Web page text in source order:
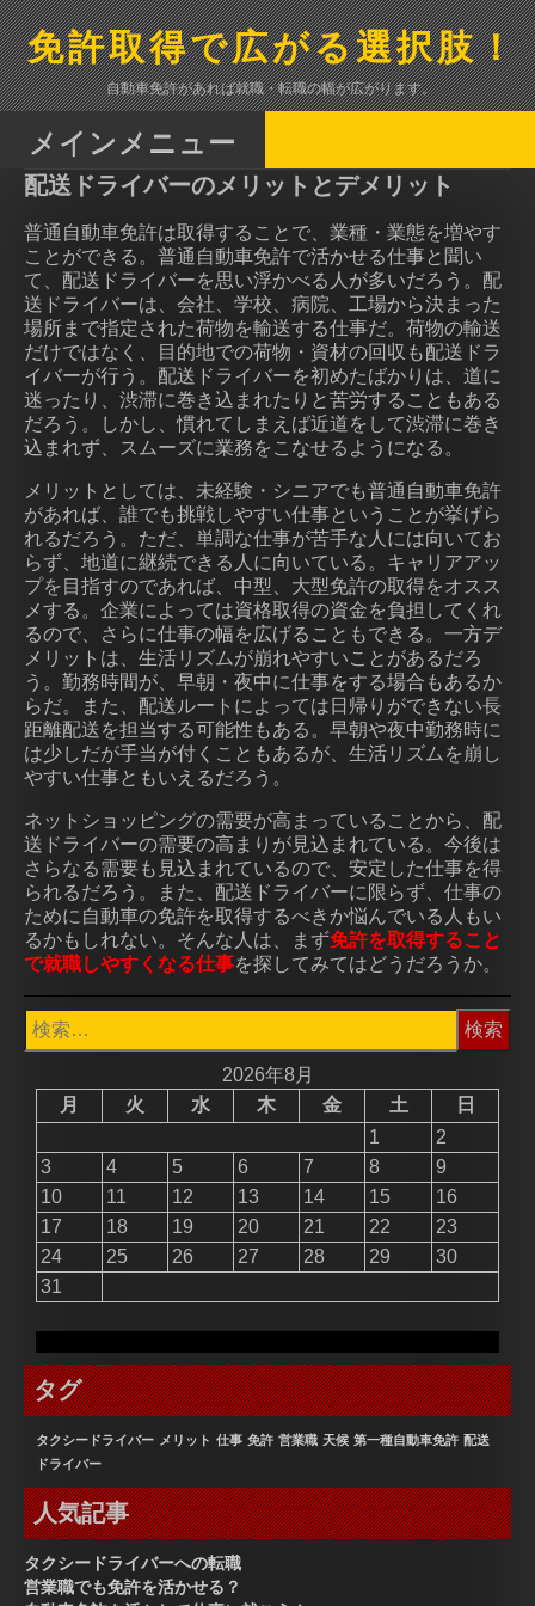
コ
ン
テ
ン
ツ
免許取得で広がる選択肢！
自動車免許があれば就職・転職の幅が広がります。
メインメニュー
配送ドライバーのメリットとデメリット
普通自動車免許は取得することで、業種・業態を増やす
ことができる。普通自動車免許で活かせる仕事と聞い
て、配送ドライバーを思い浮かべる人が多いだろう。配
送ドライバーは、会社、学校、病院、工場から決まった
場所まで指定された荷物を輸送する仕事だ。荷物の輸送
だけではなく、目的地での荷物・資材の回収も配送ドラ
イバーが行う。配送ドライバーを初めたばかりは、道に
迷ったり、渋滞に巻き込まれたりと苦労することもある
だろう。しかし、慣れてしまえば近道をして渋滞に巻き
込まれず、スムーズに業務をこなせるようになる。
メリットとしては、未経験・シニアでも普通自動車免許
があれば、誰でも挑戦しやすい仕事ということが挙げら
れるだろう。ただ、単調な仕事が苦手な人には向いてお
らず、地道に継続できる人に向いている。キャリアアッ
プを目指すのであれば、中型、大型免許の取得をオスス
メする。企業によっては資格取得の資金を負担してくれ
るので、さらに仕事の幅を広げることもできる。一方デ
メリットは、生活リズムが崩れやすいことがあるだろ
う。勤務時間が、早朝・夜中に仕事をする場合もあるか
らだ。また、配送ルートによっては日帰りができない長
距離配送を担当する可能性もある。早朝や夜中勤務時に
は少しだが手当が付くこともあるが、生活リズムを崩し
やすい仕事ともいえるだろう。
ネットショッピングの需要が高まっていることから、配
送ドライバーの需要の高まりが見込まれている。今後は
さらなる需要も見込まれているので、安定した仕事を得
られるだろう。また、配送ドライバーに限らず、仕事の
ために自動車の免許を取得するべきか悩んでいる人もい
るかもしれない。そんな人は、まず免許を取得すること
で就職しやすくなる仕事を探してみてはどうだろうか。
検
索:
2026年8月
月
火 水 木 金 土
日
1
2
3
4 5 6 7 8
9
10
11 12 13 14 15
16
17
18 19 20 21 22
23
24
25 26 27 28 29
30
31
タグ
タクシードライバー メリット 仕事 免許 営業職 天候 第一種自動車免許 配送
ドライバー
人気記事
タクシードライバーへの転職
営業職でも免許を活かせる？